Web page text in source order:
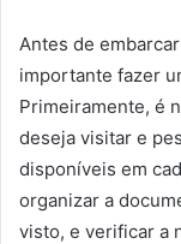
Antes de
importante fazer
Primeiramente, é
deseja visitar e
disponíveis em
organizar a
visto, e verificar a